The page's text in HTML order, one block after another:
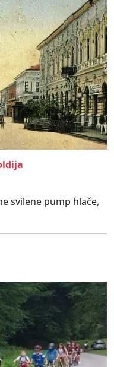
svilene pump hlače,